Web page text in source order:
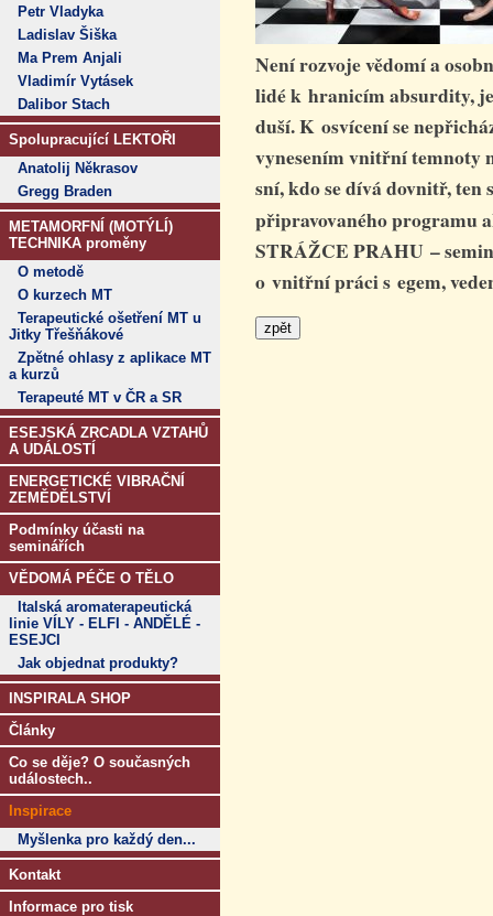
Petr Vladyka
Ladislav Šiška
Ma Prem Anjali
Vladimír Vytásek
Dalibor Stach
Spolupracující LEKTOŘI
Anatolij Někrasov
Gregg Braden
METAMORFNÍ (MOTÝLÍ)
TECHNIKA proměny
O metodě
O kurzech MT
Terapeutické ošetření MT u
Jitky Třešňákové
Zpětné ohlasy z aplikace MT
a kurzů
Terapeuté MT v ČR a SR
ESEJSKÁ ZRCADLA VZTAHŮ
A UDÁLOSTÍ
ENERGETICKÉ VIBRAČNÍ
ZEMĚDĚLSTVÍ
Podmínky účasti na
seminářích
VĚDOMÁ PÉČE O TĚLO
Italská aromaterapeutická
linie VÍLY - ELFI - ANDĚLÉ -
ESEJCI
Jak objednat produkty?
INSPIRALA SHOP
Články
Co se děje? O současných
událostech..
Inspirace
Myšlenka pro každý den...
Kontakt
Informace pro tisk
Není rozvoje vědomí a
lidé k hranicím absurdity,
duší. K osvícení se
vynesením vnitřní temnoty
sní, kdo se dívá dovnitř, ten
připravovaného programu
STRÁŽCE PRAHU –
o vnitřní práci s egem,